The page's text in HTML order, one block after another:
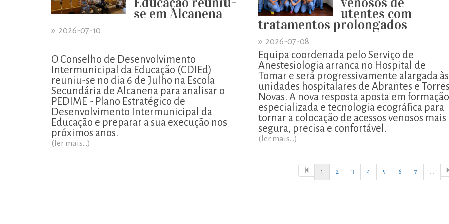
se em Alcanena
» 2026-07-10
O Conselho de Desenvolvimento
Intermunicipal da Educação (CDIEd)
reuniu-se no dia 6 de Julho na Escola
Secundária de Alcanena para analisar o
PEDIME - Plano Estratégico de
Desenvolvimento Intermunicipal da
Educação e preparar a sua execução nos
próximos anos.
(ler mais...)
utentes com
tratamentos prolongados
» 2026-07-08
Equipa coordenada pelo Serviço de
Anestesiologia arranca no Hospital de
Tomar e será progressivamente alargada às
unidades hospitalares de Abrantes e
Novas. A nova resposta aposta em formação
especializada e tecnologia ecográfica para
tornar a colocação de acessos venosos mais
segura, precisa e confortável.
(ler mais...)
1 2 3 4 5 6 7 ...